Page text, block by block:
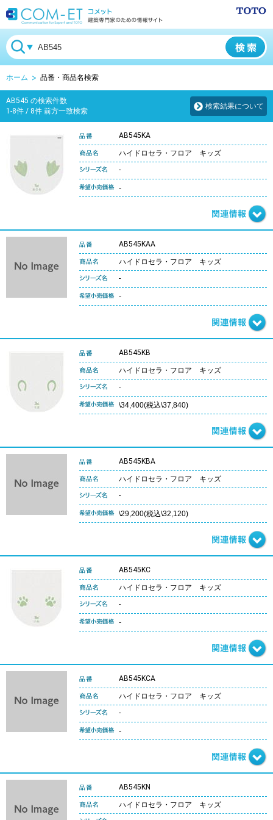
ホーム 品番・商品名検索
AB545 の検索件数
1-8件 / 8件 前方一致検索
検索結果について
AB545KA
ハイドロセラ・フロア キッズ
-
-
AB545KAA
ハイドロセラ・フロア キッズ
-
-
AB545KB
ハイドロセラ・フロア キッズ
-
\34,400(税込\37,840)
AB545KBA
ハイドロセラ・フロア キッズ
-
\29,200(税込\32,120)
AB545KC
ハイドロセラ・フロア キッズ
-
-
AB545KCA
ハイドロセラ・フロア キッズ
-
-
AB545KN
ハイドロセラ・フロア キッズ